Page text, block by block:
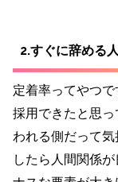
2.すぐに辞める
定着率ってやつ
採用できたと思
われる側だって
したら人間関係